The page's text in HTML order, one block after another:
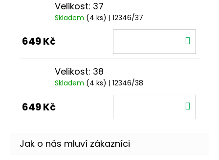
Velikost: 37
Skladem (4 ks) | 12346/37
649 Kč
Velikost: 38
Skladem (4 ks) | 12346/38
649 Kč